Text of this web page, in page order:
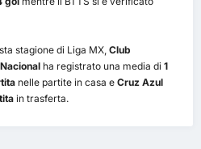
stagione di Liga MX, Club
ha registrato una media di 1
nelle partite in casa e Cruz Azul
in trasferta.